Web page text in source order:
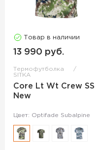
Товар в наличии
13 990 руб.
Термофутболка
SITKA
Core Lt Wt Crew SS
New
Цвет: Optifade Subalpine